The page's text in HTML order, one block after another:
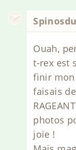
Ouah,
t-rex est
finir mon
faisais
photos
joie !